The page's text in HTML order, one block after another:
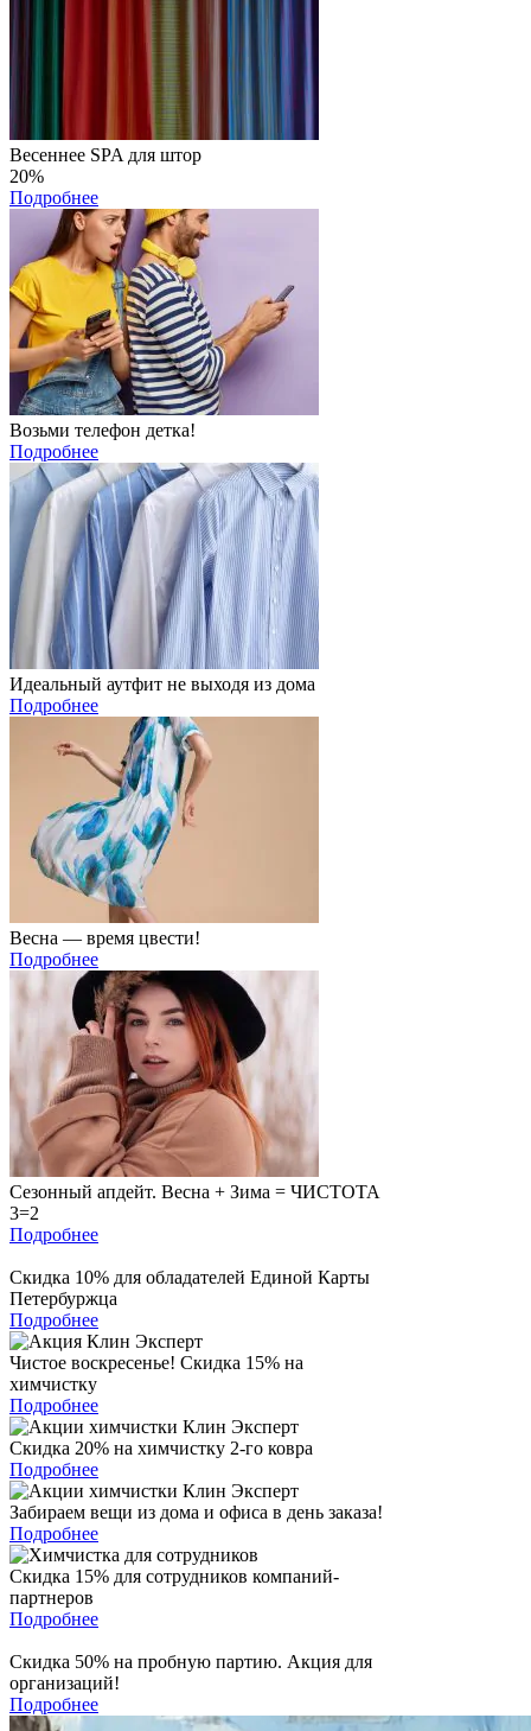
Весеннее SPA для штор
20%
Подробнее
Возьми телефон детка!
Подробнее
Идеальный аутфит не выходя из дома
Подробнее
Весна — время цвести!
Подробнее
Сезонный апдейт. Весна + Зима = ЧИСТОТА
3=2
Подробнее
Скидка 10% для обладателей Единой Карты
Петербуржца
Подробнее
Чистое воскресенье! Скидка 15% на
химчистку
Подробнее
Скидка 20% на химчистку 2-го ковра
Подробнее
Забираем вещи из дома и офиса в день заказа!
Подробнее
Скидка 15% для сотрудников компаний-
партнеров
Подробнее
Скидка 50% на пробную партию. Акция для
организаций!
Подробнее